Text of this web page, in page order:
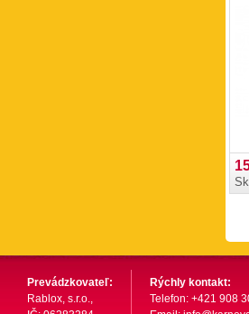
Prevádzkovateľ:
Rablox, s.r.o.,
Rýchly kontakt:
Telefon: +421 908